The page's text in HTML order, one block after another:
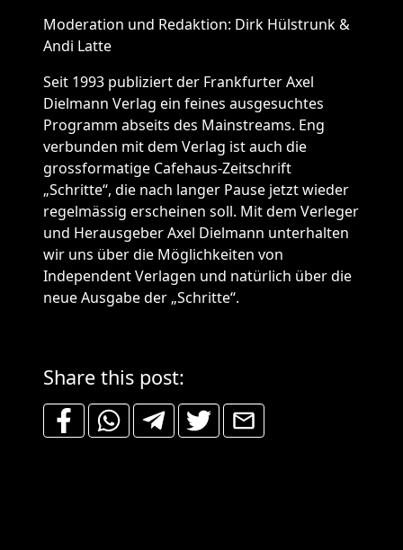
Moderation und Redaktion: Dirk Hülstrunk &
Andi Latte
Seit 1993 publiziert der Frankfurter Axel
Dielmann Verlag ein feines ausgesuchtes
Programm abseits des Mainstreams. Eng
verbunden mit dem Verlag ist auch die
grossformatige Cafehaus-Zeitschrift
„Schritte“, die nach langer Pause jetzt wieder
regelmässig erscheinen soll. Mit dem Verleger
und Herausgeber Axel Dielmann unterhalten
wir uns über die Möglichkeiten von
Independent Verlagen und natürlich über die
neue Ausgabe der „Schritte“.
Share this post: